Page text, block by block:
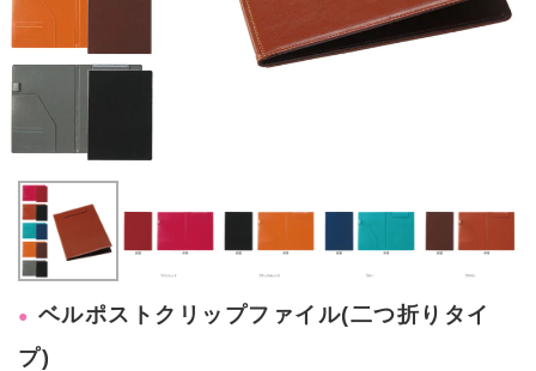
ベルポストクリップファイル(二つ折りタイ
プ)